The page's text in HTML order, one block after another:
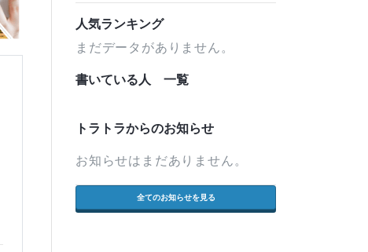
人気ランキング
まだデータがありません。
書いている人 一覧
トラトラからのお知らせ
お知らせはまだありません。
全てのお知らせを見る